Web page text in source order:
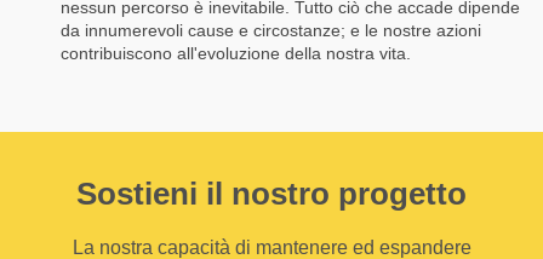
nessun percorso è inevitabile. Tutto ciò che accade dipende
da innumerevoli cause e circostanze; e le nostre azioni
contribuiscono all'evoluzione della nostra vita.
Sostieni il nostro progetto
La nostra capacità di mantenere ed espandere